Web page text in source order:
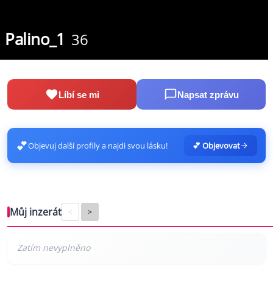
Palino_1 36
Líbí se mi Napsat zprávu
💕Objevuj další profily a najdi svou lásku! 💕 Objevovat
Můj inzerát < >